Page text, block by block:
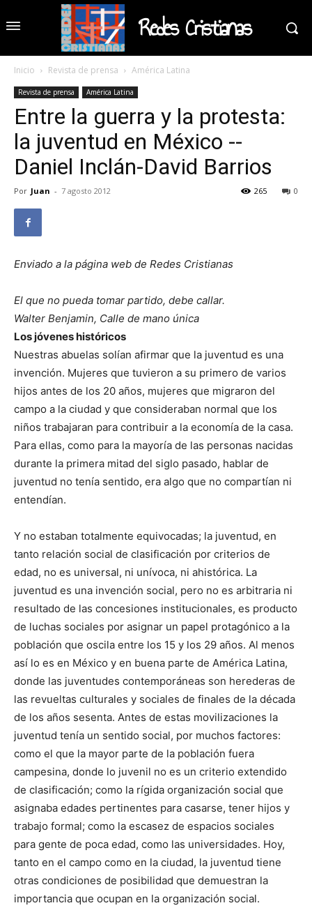
Redes Cristianas
Inicio Revista de prensa América Latina
Revista de prensa América Latina
Entre la guerra y la protesta:
la juventud en México --
Daniel Inclán-David Barrios
Por Juan - 7 agosto 2012 0
265
Enviado a la página web de Redes Cristianas
El que no pueda tomar partido, debe callar.
Walter Benjamin, Calle de mano única
Los jóvenes históricos
Nuestras abuelas solían afirmar que la juventud es una
invención. Mujeres que tuvieron a su primero de varios
hijos antes de los 20 años, mujeres que migraron del
campo a la ciudad y que consideraban normal que los
niños trabajaran para contribuir a la economía de la casa.
Para ellas, como para la mayoría de las personas nacidas
durante la primera mitad del siglo pasado, hablar de
juventud no tenía sentido, era algo que no compartían ni
entendían.
Y no estaban totalmente equivocadas; la juventud, en
tanto relación social de clasificación por criterios de
edad, no es universal, ni unívoca, ni ahistórica. La
juventud es una invención social, pero no es arbitraria ni
resultado de las concesiones institucionales, es producto
de luchas sociales por asignar un papel protagónico a la
población que oscila entre los 15 y los 29 años. Al menos
así lo es en México y en buena parte de América Latina,
donde las juventudes contemporáneas son herederas de
las revueltas culturales y sociales de finales de la década
de los años sesenta. Antes de estas movilizaciones la
juventud tenía un sentido social, por muchos factores:
como el que la mayor parte de la población fuera
campesina, donde lo juvenil no es un criterio extendido
de clasificación; como la rígida organización social que
asignaba edades pertinentes para casarse, tener hijos y
trabajo formal; como la escasez de espacios sociales
para gente de poca edad, como las universidades. Hoy,
tanto en el campo como en la ciudad, la juventud tiene
otras condiciones de posibilidad que demuestran la
importancia que ocupan en la organización social.